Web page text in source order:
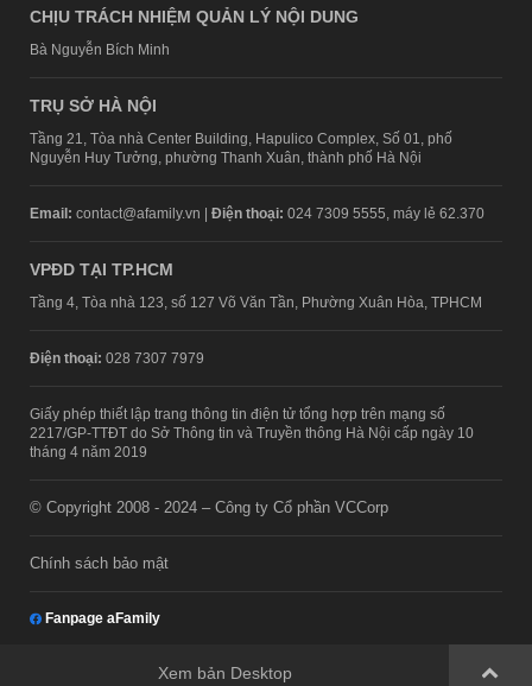
CHỊU TRÁCH NHIỆM QUẢN LÝ NỘI DUNG
Bà Nguyễn Bích Minh
TRỤ SỞ HÀ NỘI
Tầng 21, Tòa nhà Center Building, Hapulico Complex, Số 01, phố
Nguyễn Huy Tưởng, phường Thanh Xuân, thành phố Hà Nội
Email: contact@afamily.vn | Điện thoại: 024 7309 5555, máy lẻ 62.370
VPĐD TẠI TP.HCM
Tầng 4, Tòa nhà 123, số 127 Võ Văn Tần, Phường Xuân Hòa, TPHCM
Điện thoại: 028 7307 7979
Giấy phép thiết lập trang thông tin điện tử tổng hợp trên mạng số
2217/GP-TTĐT do Sở Thông tin và Truyền thông Hà Nội cấp ngày 10
tháng 4 năm 2019
© Copyright 2008 - 2024 – Công ty Cổ phần VCCorp
Chính sách bảo mật
Fanpage aFamily
Xem bản Desktop